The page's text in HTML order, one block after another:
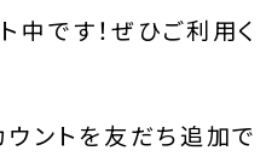
中です！ぜひご利用く
ントを友だち追加で